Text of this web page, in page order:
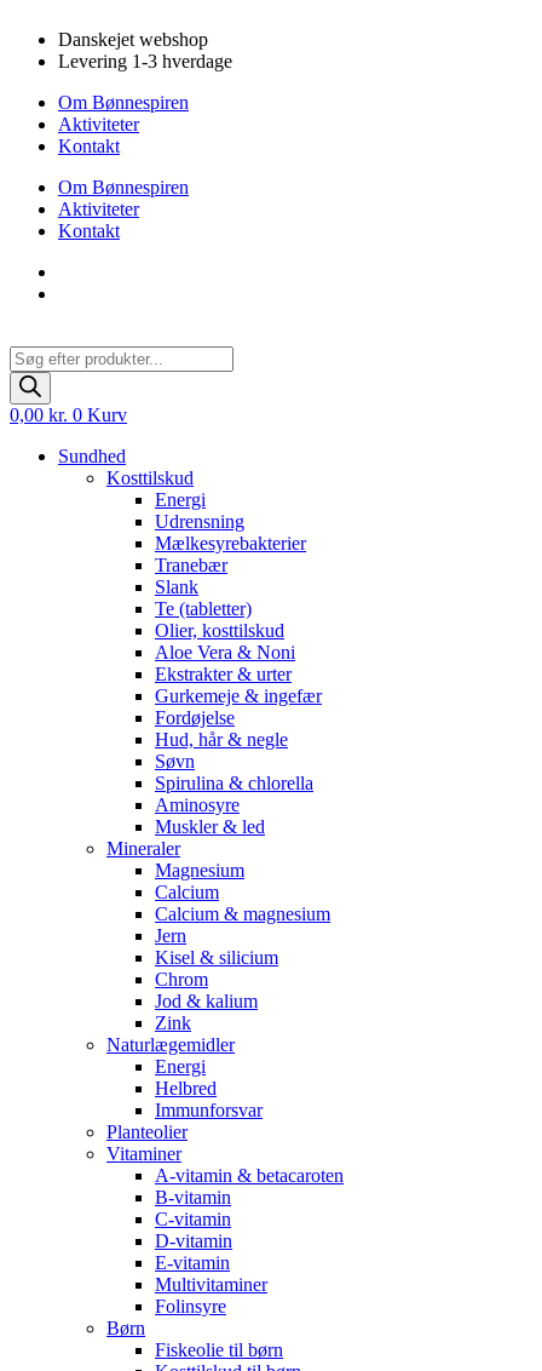
indhold
Danskejet webshop
Levering 1-3 hverdage
Om Bønnespiren
Aktiviteter
Kontakt
Om Bønnespiren
Aktiviteter
Kontakt
Products
search
0,00 kr. 0 Kurv
Sundhed
Kosttilskud
Energi
Udrensning
Mælkesyrebakterier
Tranebær
Slank
Te (tabletter)
Olier, kosttilskud
Aloe Vera & Noni
Ekstrakter & urter
Gurkemeje & ingefær
Fordøjelse
Hud, hår & negle
Søvn
Spirulina & chlorella
Aminosyre
Muskler & led
Mineraler
Magnesium
Calcium
Calcium & magnesium
Jern
Kisel & silicium
Chrom
Jod & kalium
Zink
Naturlægemidler
Energi
Helbred
Immunforsvar
Planteolier
Vitaminer
A-vitamin & betacaroten
B-vitamin
C-vitamin
D-vitamin
E-vitamin
Multivitaminer
Folinsyre
Børn
Fiskeolie til børn